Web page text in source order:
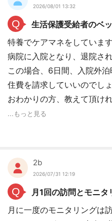
2026/08/01 13:32
Q
生活保護受給者のベ
特養でケアマネをしていま
病院に入院となり、退院さ
この場合、6日間、入院外
住費を請求していいのでし
おわかりの方、教えて頂け
...もっと見る
2b
2026/07/31 12:19
Q
月1回の訪問とモニタ
月に一度のモニタリングは